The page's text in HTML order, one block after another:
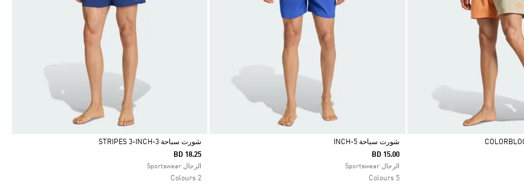
Selected
شورت سباحة 5-INCH
BD 15.00
الرجال Sportswear
5 Colours
Selected
شورت سباحة 3-STRIPES 3-INCH
BD 18.25
الرجال Sportswear
2 Colours